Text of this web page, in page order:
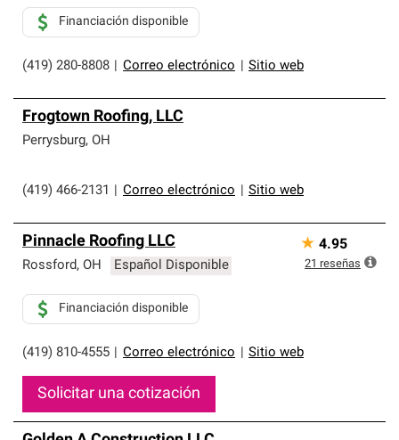
(419) 280-8808 Correo electrónico Sitio web
Financiación disponible
Frogtown Roofing, LLC
Perrysburg, OH
(419) 466-2131 Correo electrónico Sitio web
Pinnacle Roofing LLC
Rossford, OH Español Disponible
(419) 810-4555 Correo electrónico Sitio web
Financiación disponible
Solicitar una cotización
★ 4.95
21 reseñas